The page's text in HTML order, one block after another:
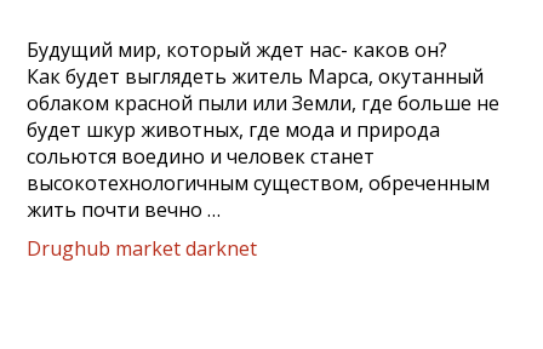
Будущий мир, который ждет нас- каков он?
Как будет выглядеть житель Марса, окутанный
облаком красной пыли или Земли, где больше не
будет шкур животных, где мода и природа
сольются воедино и человек станет
высокотехнологичным существом, обреченным
жить почти вечно …
Drughub market darknet